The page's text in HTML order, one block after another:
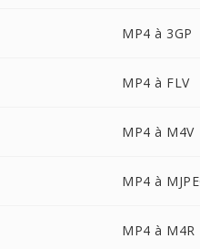
MP4 à 3GP
MP4 à FLV
MP4 à M4V
MP4 à
MP4 à M4R